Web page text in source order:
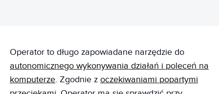
Operator to długo zapowiadane narzędzie do
autonomicznego wykonywania działań i poleceń na
komputerze. Zgodnie z oczekiwaniami popartymi